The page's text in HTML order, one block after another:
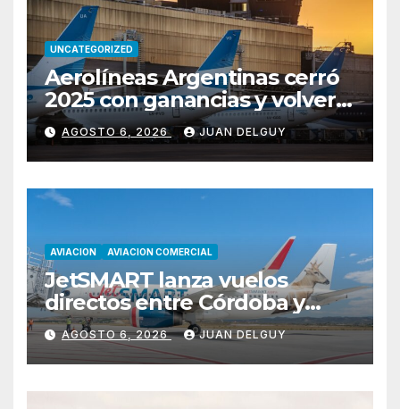
UNCATEGORIZED
Aerolíneas Argentinas cerró
2025 con ganancias y volverá
a pagar impuesto a las
ganancias
AGOSTO 6, 2026 JUAN DELGUY
AVIACION AVIACION COMERCIAL
JetSMART lanza vuelos
directos entre Córdoba y
Florianópolis
AGOSTO 6, 2026 JUAN DELGUY